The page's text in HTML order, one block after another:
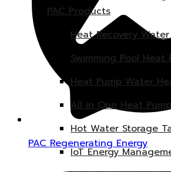
PAC Products
Heat Recovery
Swimming Pool Heat
Heat Pump Water
All in One Heat Pump
Hot Water Storage
IoT Energy
PAC Regenerating Energy